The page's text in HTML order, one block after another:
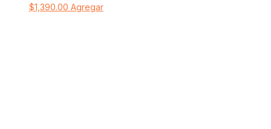
$1,390.00 Agregar